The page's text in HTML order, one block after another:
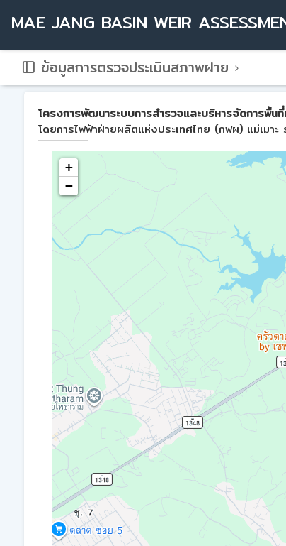
MAE JANG BASIN WEIR
ข้อมูลการตรวจประเมินสภาพฝาย
โครงการพัฒนาระบบการสำรวจและบริหารจัดการพื้
โดยการไฟฟ้าฝ่ายผลิตแห่งประเทศไทย (กฟผ) แม่เมาะ
+
−